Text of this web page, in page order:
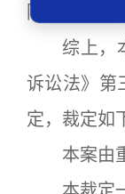
院予以纠正。
综上，本
诉讼法》第
定，裁定如
本案由重